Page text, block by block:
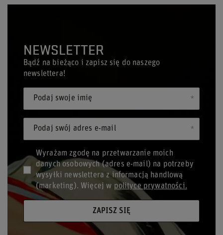
NEWSLETTER
Bądź na bieżąco i zapisz się do naszego
newslettera!
Podaj swoje imię
Podaj swój adres e-mail
Wyrażam zgodę na przetwarzanie moich
danych osobowych (adres e-mail) na potrzeby
wysyłki newslettera z informacją handlową
(marketing). Więcej w polityce prywatności.
ZAPISZ SIĘ